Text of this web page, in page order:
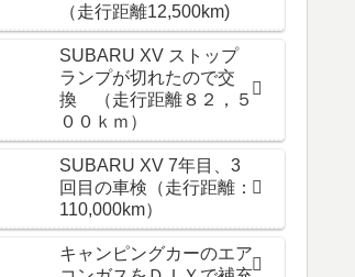
（走行距離12,500km)
SUBARU XV ストップ
ランプが切れたので交
換 （走行距離８２，５
００ｋｍ）
SUBARU XV 7年目、3
回目の車検（走行距離：
110,000km）
キャンピングカーのエア